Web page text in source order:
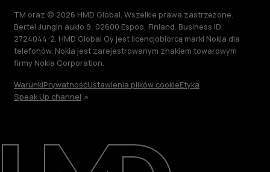
Naprawa i recykling
Zrównoważony rozwój
TM oraz © 2026 HMD Global. Wszelkie prawa zastrzeżone.
Bertel Jungin aukio 9, 02600 Espoo, Finland. Business ID
2724044-2. HMD Global Oy jest licencjobiorcą marki Nokia dla
telefonów. Nokia jest zarejestrowanym znakiem towarowym
firmy Nokia Corporation.
WarunkiPrywatnośćUstawienia plików cookieEtyka
Speak Up channel